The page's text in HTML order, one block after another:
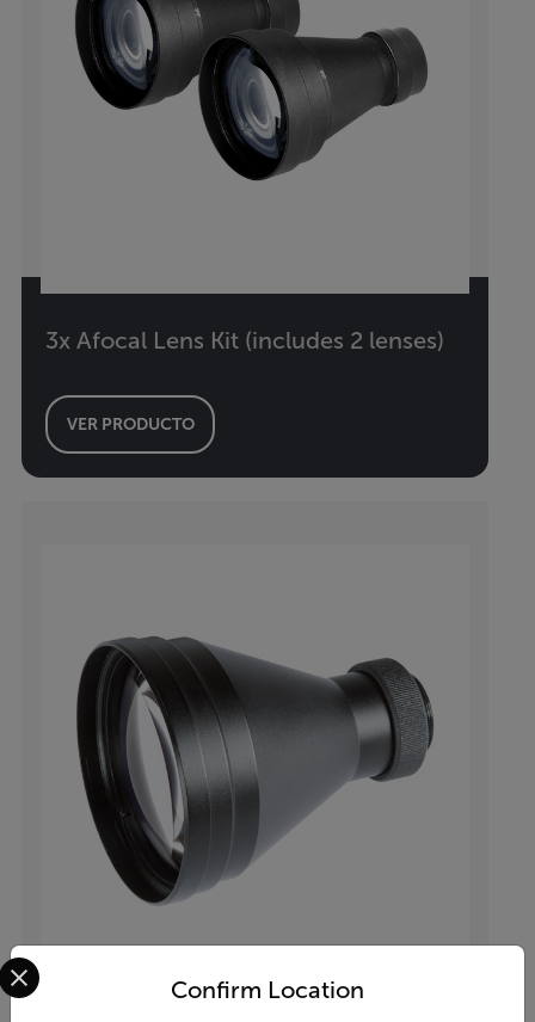
3x Afocal Lens Kit (includes 2 lenses)
VER PRODUCTO
Confirm Location
Select your preferred country and language from the